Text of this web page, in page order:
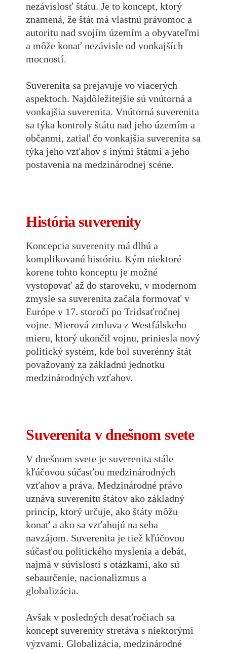
nezávislosť štátu. Je to koncept, ktorý
znamená, že štát má vlastnú právomoc a
autoritu nad svojím územím a obyvateľmi
a môže konať nezávisle od vonkajších
mocností.
Suverenita sa prejavuje vo viacerých
aspektoch. Najdôležitejšie sú vnútorná a
vonkajšia suverenita. Vnútorná suverenita
sa týka kontroly štátu nad jeho územím a
občanmi, zatiaľ čo vonkajšia suverenita sa
týka jeho vzťahov s inými štátmi a jeho
postavenia na medzinárodnej scéne.
História suverenity
Koncepcia suverenity má dlhú a
komplikovanú históriu. Kým niektoré
korene tohto konceptu je možné
vystopovať až do staroveku, v modernom
zmysle sa suverenita začala formovať v
Európe v 17. storočí po Tridsaťročnej
vojne. Mierová zmluva z Westfálskeho
mieru, ktorý ukončil vojnu, priniesla nový
politický systém, kde bol suverénny štát
považovaný za základnú jednotku
medzinárodných vzťahov.
Suverenita v dnešnom svete
V dnešnom svete je suverenita stále
kľúčovou súčasťou medzinárodných
vzťahov a práva. Medzinárodné právo
uznáva suverenitu štátov ako základný
princíp, ktorý určuje, ako štáty môžu
konať a ako sa vzťahujú na seba
navzájom. Suverenita je tiež kľúčovou
súčasťou politického myslenia a debát,
najmä v súvislosti s otázkami, ako sú
sebaurčenie, nacionalizmus a
globalizácia.
Avšak v posledných desaťročiach sa
koncept suverenity stretáva s niektorými
výzvami. Globalizácia, medzinárodné